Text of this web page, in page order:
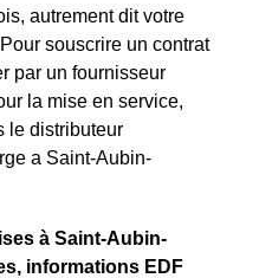
autrement dit votre
souscrire un contrat
par un fournisseur
la mise en service,
le distributeur
a Saint-Aubin-
à Saint-Aubin-
informations EDF